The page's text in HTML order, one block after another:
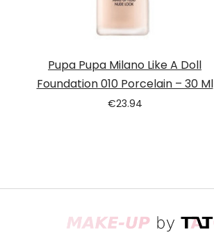
Pupa Pupa Milano Like A Doll
Foundation 010 Porcelain – 30 Ml
€23.94